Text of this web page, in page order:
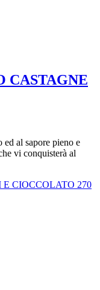
CASTAGNE
ed al sapore pieno e
vi conquisterà al